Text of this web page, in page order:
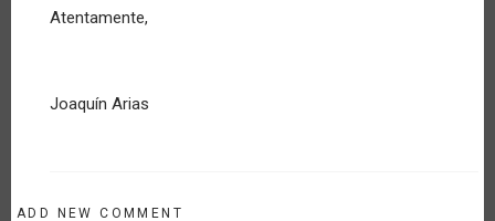
Atentamente,
Joaquín Arias
ADD NEW COMMENT